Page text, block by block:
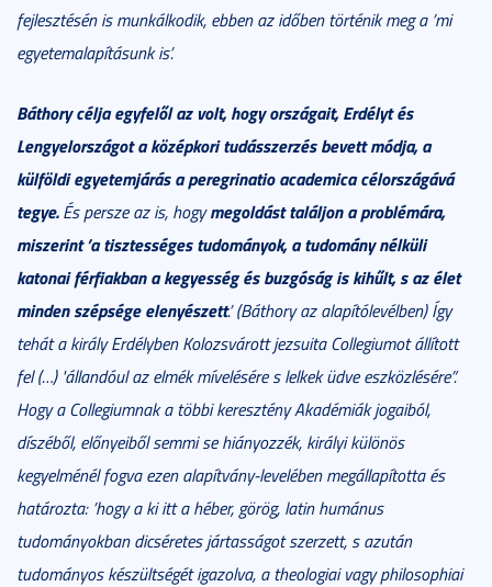
fejlesztésén is munkálkodik, ebben az időben történik meg a ’mi
egyetemalapításunk is’.
Báthory célja egyfelől az volt, hogy országait, Erdélyt és
Lengyelországot a középkori tudásszerzés bevett módja, a
külföldi egyetemjárás a peregrinatio academica célországává
tegye. És persze az is, hogymegoldást találjon a problémára,
miszerint ’a tisztességes tudományok, a tudomány nélküli
katonai férfiakban a kegyesség és buzgóság is kihűlt, s az élet
minden szépsége elenyészett.’ (Báthory az alapítólevélben) Így
tehát a király Erdélyben Kolozsvárott jezsuita Collegiumot állított
fel (…) 'állandóul az elmék mívelésére s lelkek üdve eszközlésére”.
Hogy a Collegiumnak a többi keresztény Akadémiák jogaiból,
díszéből, előnyeiből semmi se hiányozzék, királyi különös
kegyelménél fogva ezen alapítvány-levelében megállapította és
határozta: ’hogy a ki itt a héber, görög, latin humánus
tudományokban dicséretes jártasságot szerzett, s azután
tudományos készültségét igazolva, a theologiai vagy philosophiai